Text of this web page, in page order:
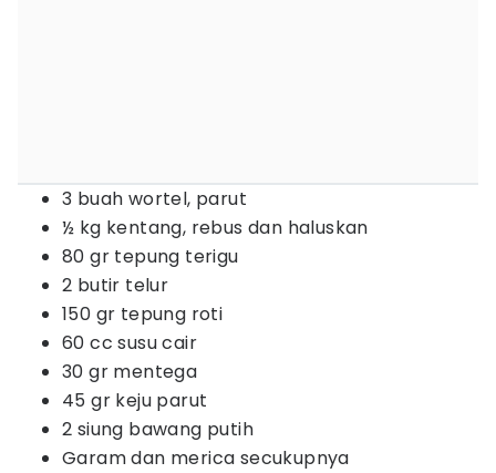
3 buah wortel, parut
½ kg kentang, rebus dan haluskan
80 gr tepung terigu
2 butir telur
150 gr tepung roti
60 cc susu cair
30 gr mentega
45 gr keju parut
2 siung bawang putih
Garam dan merica secukupnya